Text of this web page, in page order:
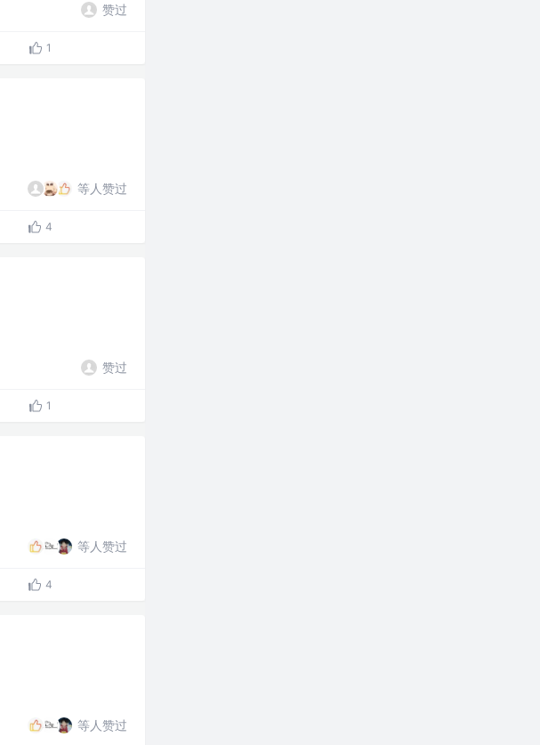
赞过
1
等人赞过
4
赞过
1
等人赞过
4
等人赞过